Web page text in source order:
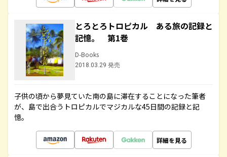
とろとろトロピカル ある旅の記録と
記憶。 第1巻
D-Books
2018.03.29 発売
子供の頃から夢見ていた南の島に滞在することになった筆者
が、島で出合うトロピカルでマジカルな45日間の記録と記
憶。
詳細を見る